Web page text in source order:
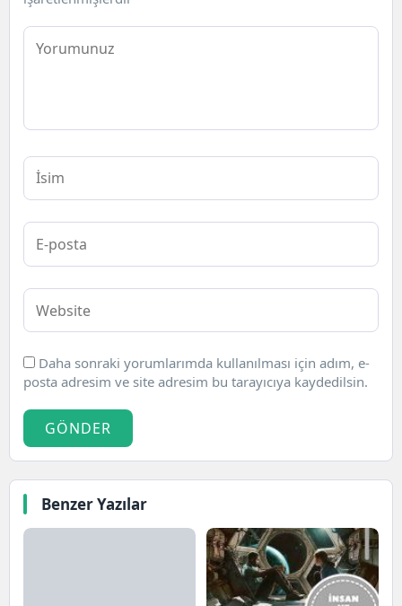
Daha sonraki yorumlarımda kullanılması için adım, e-
posta adresim ve site adresim bu tarayıcıya kaydedilsin.
GÖNDER
Benzer Yazılar